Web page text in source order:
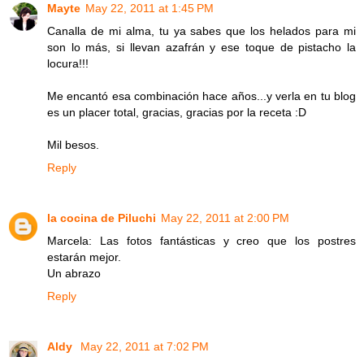
Mayte May 22, 2011 at 1:45 PM
Canalla de mi alma, tu ya sabes que los helados para mi
son lo más, si llevan azafrán y ese toque de pistacho la
locura!!!
Me encantó esa combinación hace años...y verla en tu blog
es un placer total, gracias, gracias por la receta :D
Mil besos.
Reply
la cocina de Piluchi May 22, 2011 at 2:00 PM
Marcela: Las fotos fantásticas y creo que los postres
estarán mejor.
Un abrazo
Reply
Aldy May 22, 2011 at 7:02 PM